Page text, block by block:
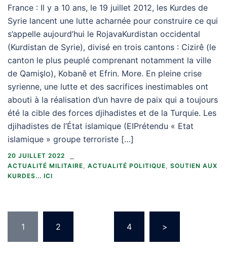
France : Il y a 10 ans, le 19 juillet 2012, les Kurdes de
Syrie lancent une lutte acharnée pour construire ce qui
s’appelle aujourd’hui le RojavaKurdistan occidental
(Kurdistan de Syrie), divisé en trois cantons : Cizirê (le
canton le plus peuplé comprenant notamment la ville
de Qamişlo), Kobanê et Efrin. More. En pleine crise
syrienne, une lutte et des sacrifices inestimables ont
abouti à la réalisation d’un havre de paix qui a toujours
été la cible des forces djihadistes et de la Turquie. Les
djihadistes de l’État islamique (EIPrétendu « Etat
islamique » groupe terroriste […]
20 JUILLET 2022
ACTUALITÉ MILITAIRE
ACTUALITÉ POLITIQUE
SOUTIEN AUX
KURDES... ICI
des
publications
1 2 4 >